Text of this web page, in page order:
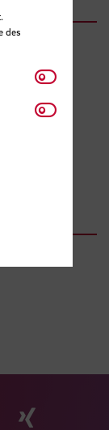
-
Zu
des
Matomo
Youtube